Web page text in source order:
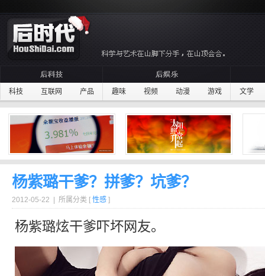
科技 互联网 产品 趣味 视频 动漫 游戏 文学
杨紫璐干爹？拼爹？坑爹？
2012-05-22 | 所属分类 [ 性感 ]
杨紫璐炫干爹吓坏网友。